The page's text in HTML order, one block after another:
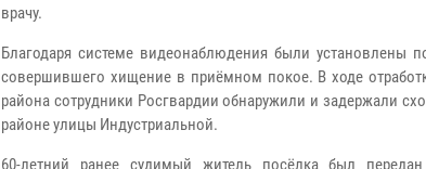
врачу.
Благодаря системе видеонаблюдения были установлены
совершившего хищение в приёмном покое. В ходе
района сотрудники Росгвардии обнаружили и задержали
районе улицы Индустриальной.
60-летний ранее судимый житель посёлка был